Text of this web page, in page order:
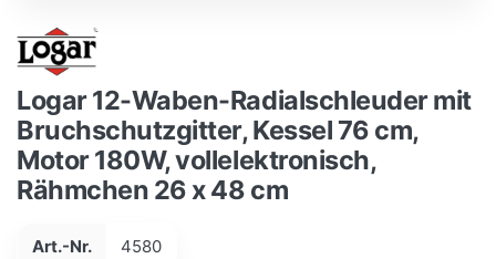
Logar 12-Waben-Radialschleuder mit
Bruchschutzgitter, Kessel 76 cm,
Motor 180W, vollelektronisch,
Rähmchen 26 x 48 cm
Art.-Nr. 4580